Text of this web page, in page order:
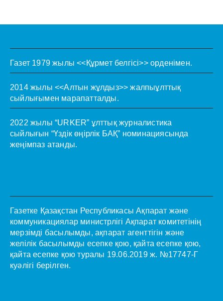
Газет 1979 жылы <<Құрмет белгісі>> орденімен.
2014 жылы <<Алтын жұлдыз>> жалпыұлттық
сыйлығымен марапатталды.
2022 жылы “URKER” ұлттық журналистика
сыйлығын “Үздік өңірлік БАҚ” номинациясында
жеңімпаз атанды.
Газетке Қазақстан Республикасы Ақпарат және
коммуникациялар министрлігі Ақпарат комитетінің
мерзімді басылымды, ақпарат агенттігін және
желілік басылымды есепке қою, қайта есепке қою,
қайта есепке қою туралы 19.06.2019 ж. №17747-Г
куәлігі берілген.